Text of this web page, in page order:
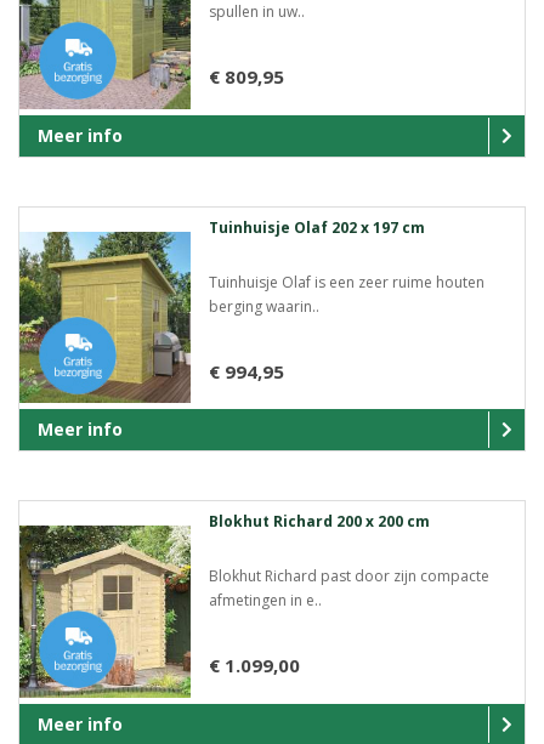
spullen in uw..
€ 809,95
Meer info
Tuinhuisje Olaf 202 x 197 cm
Tuinhuisje Olaf is een zeer ruime houten
berging waarin..
€ 994,95
Meer info
Blokhut Richard 200 x 200 cm
Blokhut Richard past door zijn compacte
afmetingen in e..
€ 1.099,00
Meer info